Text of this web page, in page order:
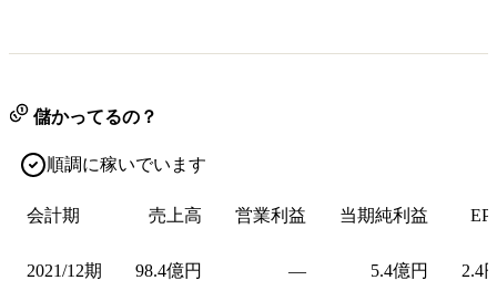
儲かってるの？
順調に稼いでいます
会計期 売上高 営業利益 当期純利益
2021/12期 98.4億円 — 5.4億円 2.4